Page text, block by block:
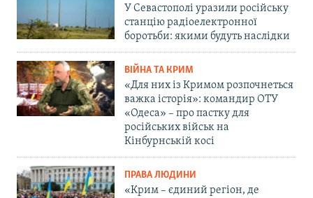
У Севастополі уразили російську
станцію радіоелектронної
боротьби: якими будуть наслідки
ВІЙНА ТА КРИМ
«Для них із Кримом розпочнеться
важка історія»: командир ОТУ
«Одеса» – про пастку для
російських військ на
Кінбурнській косі
ПРАВА ЛЮДИНИ
«Крим – єдиний регіон, де